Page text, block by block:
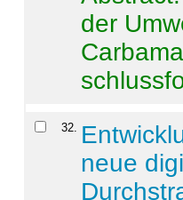
der
32.
neue